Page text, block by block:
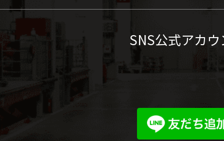
SNS公式アカ